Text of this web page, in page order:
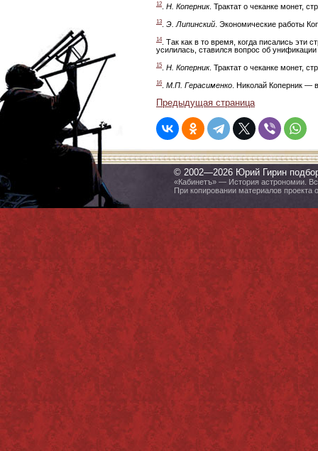
12 Н. Коперник. Трактат о чеканке монет,
13 Э. Липинский . Экономические работы
14. Так как в то время, когда писались эти
усилилась, ставился вопрос об
15 Н. Коперник. Трактат о чеканке монет,
16 М.П. Герасименко . Николай Коперник —
Предыдущая страница
© 2002—2026 Юрий Гирин
«Кабинетъ» — История астрономии.
При копировании материалов проекта